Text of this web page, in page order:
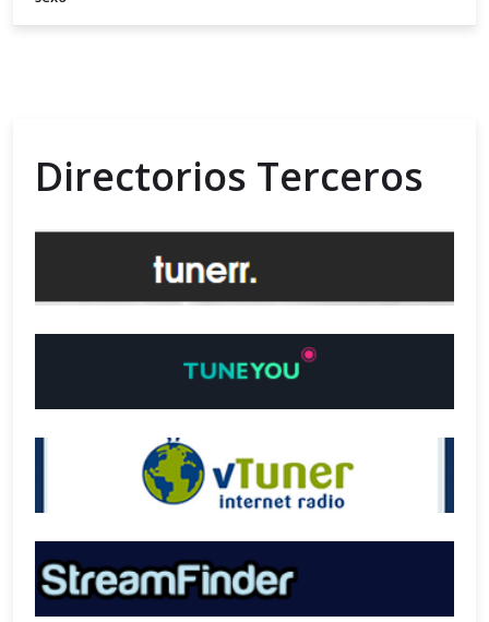
Directorios Terceros